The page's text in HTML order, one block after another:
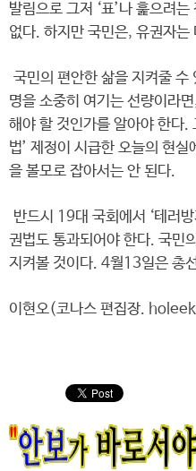
발림으로 그저 ‘표’나 훑으려
없다. 하지만 국민은, 유권자는
국민의 편안한 삶을 지켜줄 수
명을 소중히 여기는 선량이라
해야 할 것인가를 알아야 한다.
법’ 제정이 시급한 오늘의 현
을 볼모로 잡아서는 안 된다.
반드시 19대 국회에서 ‘테러
권법도 통과되어야 한다. 국민
지켜볼 것이다. 4월13일은 총
이현오(코나스 편집장.